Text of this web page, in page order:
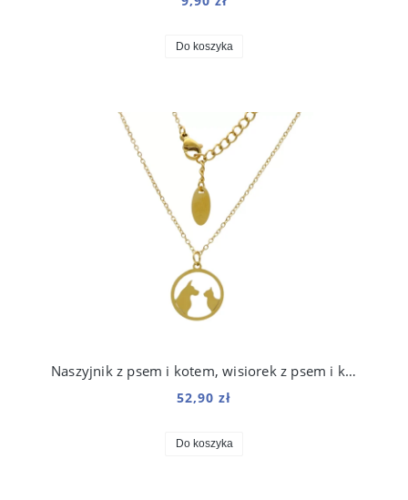
Do koszyka
Naszyjnik z psem i kotem, wisiorek z psem i kotem, stal chirurgiczna 316, w kolorze złota
52,90 zł
Do koszyka